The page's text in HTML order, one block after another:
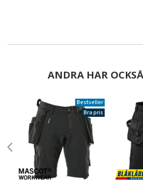
ANDRA HAR
Bestseller
Bra pris